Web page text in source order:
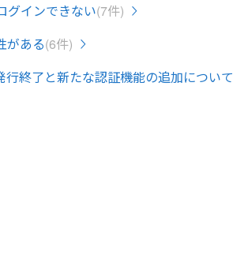
グインできない(7件)
がある(6件)
終了と新たな認証機能の追加について